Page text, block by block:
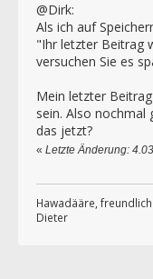
@Dirk:
Als ich auf
"Ihr letzter Beitrag
versuchen Sie es
Mein letzter
sein. Also nochmal
das jetzt?
« Letzte Änderung:
Hawadääre,
Dieter